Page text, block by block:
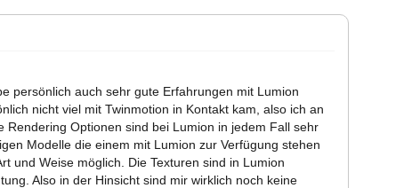
persönlich auch sehr gute Erfahrungen mit Lumion
nicht viel mit Twinmotion in Kontakt kam, also ich an
Optionen sind bei Lumion in jedem Fall sehr
Modelle die einem mit Lumion zur Verfügung stehen
und Weise möglich. Die Texturen sind in Lumion
Also in der Hinsicht sind mir wirklich noch keine